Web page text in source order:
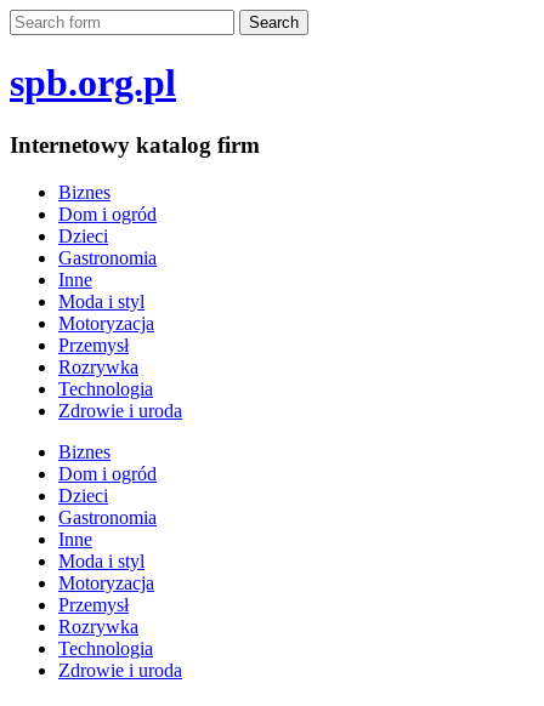
spb.org.pl
Internetowy katalog firm
Biznes
Dom i ogród
Dzieci
Gastronomia
Inne
Moda i styl
Motoryzacja
Przemysł
Rozrywka
Technologia
Zdrowie i uroda
Biznes
Dom i ogród
Dzieci
Gastronomia
Inne
Moda i styl
Motoryzacja
Przemysł
Rozrywka
Technologia
Zdrowie i uroda